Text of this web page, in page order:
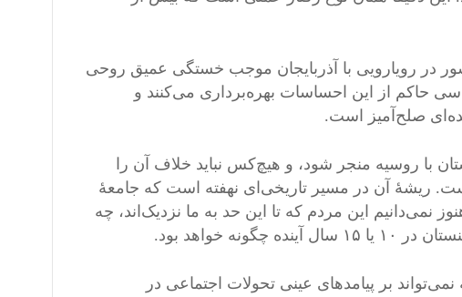
در رویارویی با آذربایجان موجب خستگی عمیق روحی
حاکم از این احساسات بهره‌برداری می‌کنند و
صلح‌آمیز است.
با روسیه منجر شود، و هیچ‌کس نباید خلاف آن را
ریشهٔ آن در مسیر تاریخی‌ای نهفته است که جامعهٔ
سال ۱۹۹۱ پیموده است. ما هنوز نمی‌دانیم این مردم که تا این حد به ما نزدیک‌اند، چه
خواهد بود.
بر پیامدهای عینی تحولات اجتماعی در